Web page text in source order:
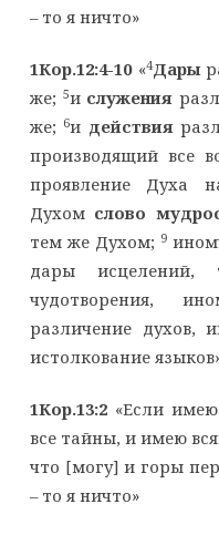
– то я ничто»
1Кор.12:4-10«4Дары
же; 5и служения
же; 6и действия
производящий все
проявление Духа
Духом слово
тем же Духом; 9
дары
чудотворения,
различение духов,
истолкование
1Кор.13:2«Если
все тайны, и имею
что [могу] и горы
– то я ничто»